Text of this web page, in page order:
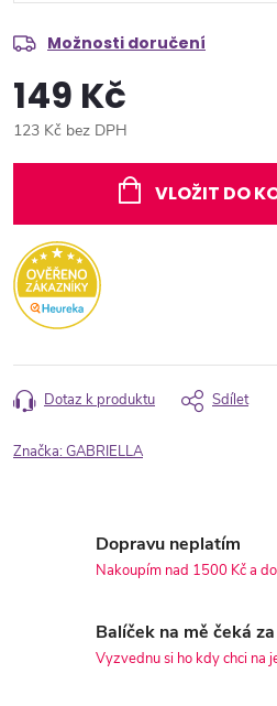
Možnosti doručení
149 Kč
123 Kč bez DPH
VLOŽIT DO
Dotaz k produktu Sdílet
Značka:GABRIELLA
Dopravu neplatím
Nakoupím nad 1500 Kč a
Balíček na mě čeká
Vyzvednu si ho kdy chci na